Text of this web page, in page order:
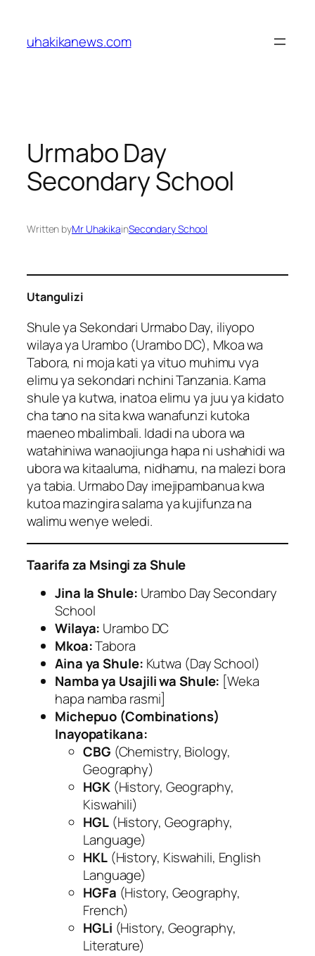
content
uhakikanews.com
Urmabo Day
Secondary School
Written byMr UhakikainSecondary School
Utangulizi
Shule ya Sekondari Urmabo Day, iliyopo
wilaya ya Urambo (Urambo DC), Mkoa wa
Tabora, ni moja kati ya vituo muhimu vya
elimu ya sekondari nchini Tanzania. Kama
shule ya kutwa, inatoa elimu ya juu ya kidato
cha tano na sita kwa wanafunzi kutoka
maeneo mbalimbali. Idadi na ubora wa
watahiniwa wanaojiunga hapa ni ushahidi wa
ubora wa kitaaluma, nidhamu, na malezi bora
ya tabia. Urmabo Day imejipambanua kwa
kutoa mazingira salama ya kujifunza na
walimu wenye weledi.
Taarifa za Msingi za Shule
Jina la Shule: Urambo Day Secondary
School
Wilaya: Urambo DC
Mkoa:Tabora
Aina ya Shule: Kutwa (Day School)
Namba ya Usajili wa Shule: [Weka
hapa namba rasmi]
Michepuo (Combinations)
Inayopatikana:
CBG (Chemistry, Biology,
Geography)
HGK(History, Geography,
Kiswahili)
HGL(History, Geography,
Language)
HKL(History, Kiswahili, English
Language)
HGFa (History, Geography,
French)
HGLi (History, Geography,
Literature)